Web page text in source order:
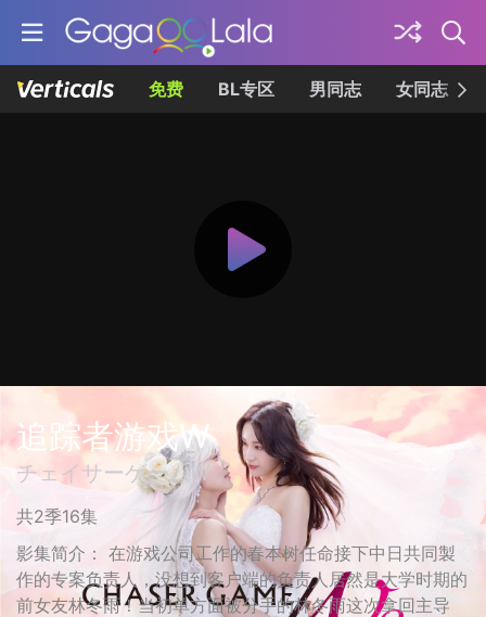
免费 BL专区 男同志 女同志
追踪者游戏W
チェイサーゲームW
共2季16集
影集简介： 在游戏公司工作的春本树任命接下中日共同製
作的专案负责人，没想到客户端的负责人居然是大学时期的
前女友林冬雨！当初单方面被分手的林冬雨这次拿回主导